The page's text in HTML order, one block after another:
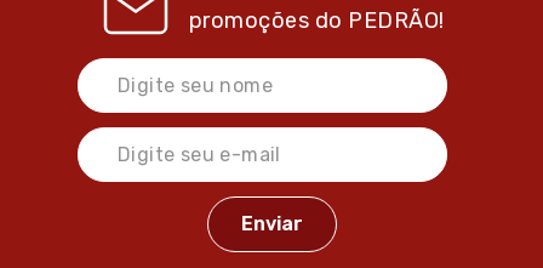
promoções do PEDRÃO!